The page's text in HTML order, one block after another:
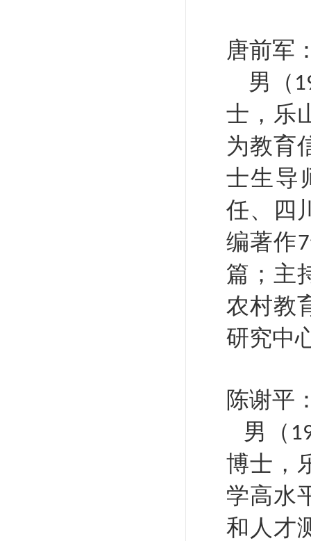
唐前军
男（
士，乐
为教育
士生导
任、四
编著作7
篇；主
农村教
研究中
陈谢平
男（
博士，
学高水
和人才